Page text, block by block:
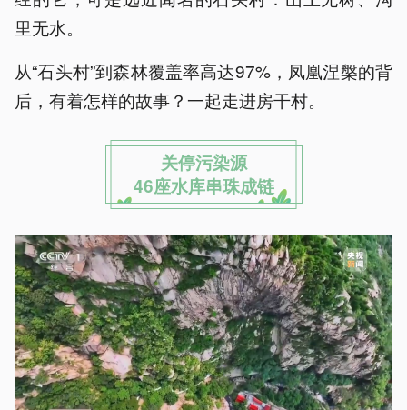
里无水。
从“石头村”到森林覆盖率高达97%，凤凰涅槃的背
后，有着怎样的故事？一起走进房干村。
关停污染源
46座水库串珠成链